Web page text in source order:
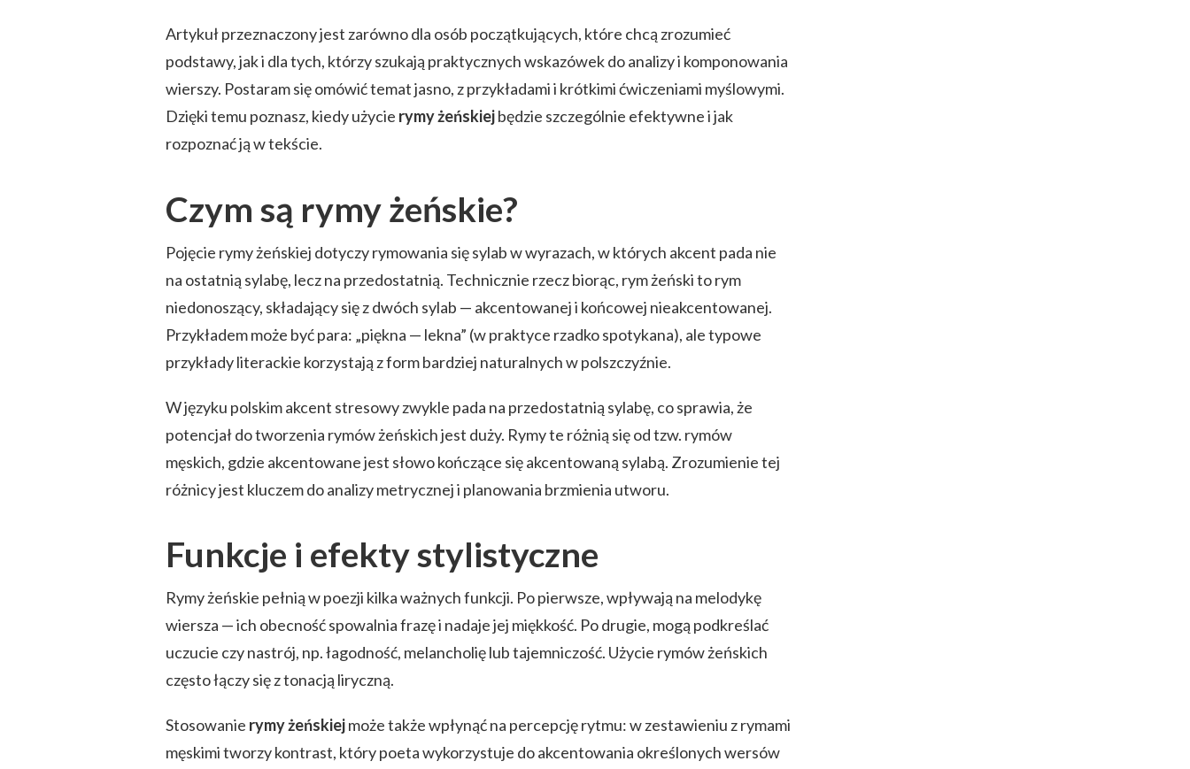
Artykuł przeznaczony jest zarówno dla osób początkujących, które chcą zrozumieć
podstawy, jak i dla tych, którzy szukają praktycznych wskazówek do analizy i komponowania
wierszy. Postaram się omówić temat jasno, z przykładami i krótkimi ćwiczeniami myślowymi.
Dzięki temu poznasz, kiedy użycie rymy żeńskiejbędzie szczególnie efektywne i jak
rozpoznać ją w tekście.
Czym są rymy żeńskie?
Pojęcie rymy żeńskiej dotyczy rymowania się sylab w wyrazach, w których akcent pada nie
na ostatnią sylabę, lecz na przedostatnią. Technicznie rzecz biorąc, rym żeński to rym
niedonoszący, składający się z dwóch sylab — akcentowanej i końcowej nieakcentowanej.
Przykładem może być para: „piękna — lekna” (w praktyce rzadko spotykana), ale typowe
przykłady literackie korzystają z form bardziej naturalnych w polszczyźnie.
W języku polskim akcent stresowy zwykle pada na przedostatnią sylabę, co sprawia, że
potencjał do tworzenia rymów żeńskich jest duży. Rymy te różnią się od tzw. rymów
męskich, gdzie akcentowane jest słowo kończące się akcentowaną sylabą. Zrozumienie tej
różnicy jest kluczem do analizy metrycznej i planowania brzmienia utworu.
Funkcje i efekty stylistyczne
Rymy żeńskie pełnią w poezji kilka ważnych funkcji. Po pierwsze, wpływają na melodykę
wiersza — ich obecność spowalnia frazę i nadaje jej miękkość. Po drugie, mogą podkreślać
uczucie czy nastrój, np. łagodność, melancholię lub tajemniczość. Użycie rymów żeńskich
często łączy się z tonacją liryczną.
Stosowanie rymy żeńskiejmoże także wpłynąć na percepcję rytmu: w zestawieniu z rymami
męskimi tworzy kontrast, który poeta wykorzystuje do akcentowania określonych wersów